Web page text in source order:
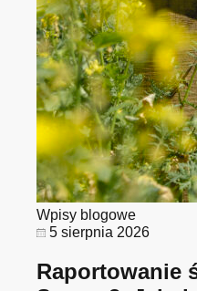
Wpisy blogowe
5 sierpnia 2026
Raportowanie